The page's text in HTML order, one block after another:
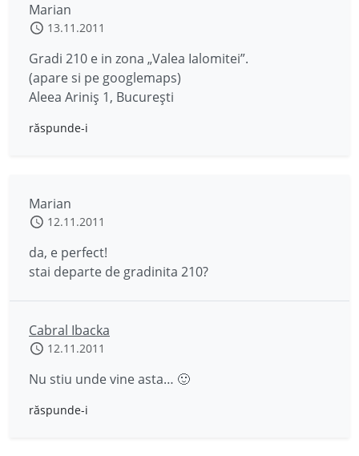
Marian
13.11.2011
Gradi 210 e in zona „Valea Ialomitei”.
(apare si pe googlemaps)
Aleea Ariniş 1, București
răspunde-i
Marian
12.11.2011
da, e perfect!
stai departe de gradinita 210?
Cabral Ibacka
12.11.2011
Nu stiu unde vine asta… 🙂
răspunde-i